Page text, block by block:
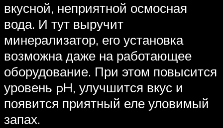
вкусной, неприятной осмосная
вода. И тут выручит
минерализатор, его установка
возможна даже на работающее
оборудование. При этом повысится
уровень pH, улучшится вкус и
появится приятный еле уловимый
запах.